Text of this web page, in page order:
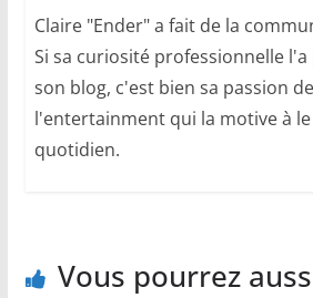
Claire "Ender" a fait de la
Si sa curiosité professionnelle
son blog, c'est bien sa passion
l'entertainment qui la motive à
quotidien.
Vous pourrez